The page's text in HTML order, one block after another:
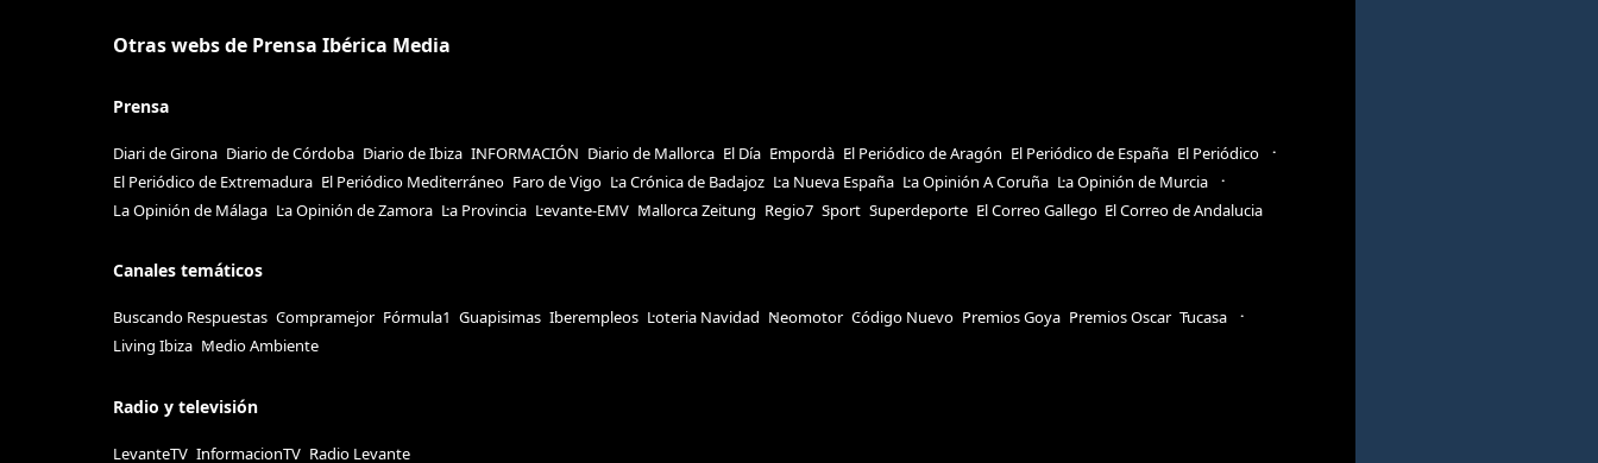
Otras webs de Prensa Ibérica Media
Prensa
Diari de Girona Diario de Córdoba Diario de Ibiza INFORMACIÓN Diario de Mallorca El Día Empordà El Periódico de Aragón El Periódico de España El Periódico
El Periódico de Extremadura El Periódico Mediterráneo Faro de Vigo La Crónica de Badajoz La Nueva España La Opinión A Coruña La Opinión de Murcia
La Opinión de Málaga La Opinión de Zamora La Provincia Levante-EMV Mallorca Zeitung Regio7 Sport Superdeporte El Correo Gallego El Correo de Andalucia
Canales temáticos
Buscando Respuestas Compramejor Fórmula1 Guapisimas Iberempleos Loteria Navidad Neomotor Código Nuevo Premios Goya Premios Oscar Tucasa
Living Ibiza Medio Ambiente
Radio y televisión
LevanteTV InformacionTV Radio Levante